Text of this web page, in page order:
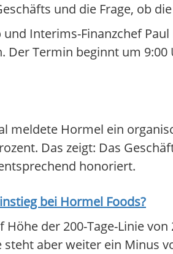
und die Frage, ob
Interims-Finanzchef
Der Termin beginnt um
meldete Hormel ein
Das zeigt: Das
honoriert.
bei Hormel Foods?
der 200-Tage-Linie von
aber weiter ein Minus